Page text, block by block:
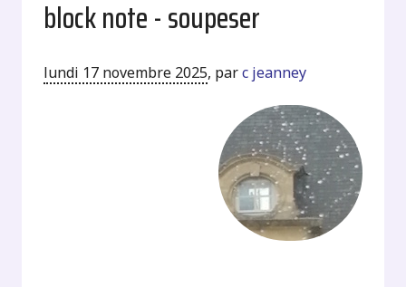
block note - soupeser
lundi 17 novembre 2025, parc jeanney